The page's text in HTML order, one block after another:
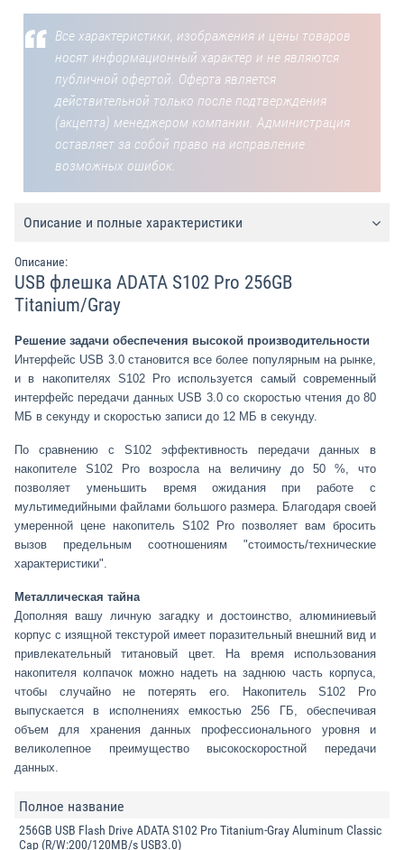
Все характеристики, изображения и цены товаров
носят информационный характер и не являются
публичной офертой. Оферта является
действительной только после подтверждения
(акцепта) менеджером компании. Администрация
оставляет за собой право на исправление
возможных ошибок.
Описание и полные характеристики
Описание:
USB флешка ADATA S102 Pro 256GB
Titanium/Gray
Решение задачи обеспечения высокой производительности
Интерфейс USB 3.0 становится все более популярным на рынке,
и в накопителях S102 Pro используется самый современный
интерфейс передачи данных USB 3.0 со скоростью чтения до 80
МБ в секунду и скоростью записи до 12 МБ в секунду.
По сравнению с S102 эффективность передачи данных в
накопителе S102 Pro возросла на величину до 50 %, что
позволяет уменьшить время ожидания при работе с
мультимедийными файлами большого размера. Благодаря своей
умеренной цене накопитель S102 Pro позволяет вам бросить
вызов предельным соотношениям "стоимость/технические
характеристики".
Металлическая тайна
Дополняя вашу личную загадку и достоинство, алюминиевый
корпус с изящной текстурой имеет поразительный внешний вид и
привлекательный титановый цвет. На время использования
накопителя колпачок можно надеть на заднюю часть корпуса,
чтобы случайно не потерять его. Накопитель S102 Pro
выпускается в исполнениях емкостью 256 ГБ, обеспечивая
объем для хранения данных профессионального уровня и
великолепное преимущество высокоскоростной передачи
данных.
Полное название
256GB USB Flash Drive ADATA S102 Pro Titanium-Gray Aluminum Classic
Cap (R/W:200/120MB/s USB3.0)